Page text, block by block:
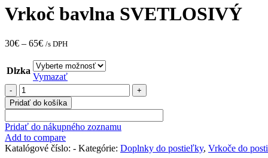
Vrkoč bavlna SVETLOSIVÝ
30€ – 65€ /s DPH
Dlzka
Vymazať
množstvo
Vrkoč
bavlna
SVETLOSIVÝ
Pridať do košíka
Pridať do nákupného zoznamu
Add to compare
Katalógové číslo: - Kategórie: Doplnky do postieľky, Vrkoče do